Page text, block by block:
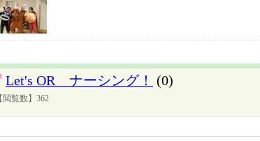
Let's OR ナーシング！ (0)
閲覧数】362